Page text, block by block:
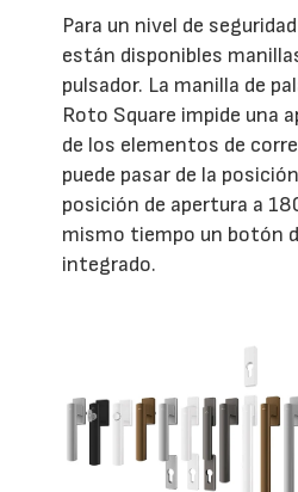
Para un nivel de
están disponibles
pulsador. La manilla de
Roto Square impide una
de los elementos de
puede pasar de la
posición de apertura a
mismo tiempo un botón
integrado.